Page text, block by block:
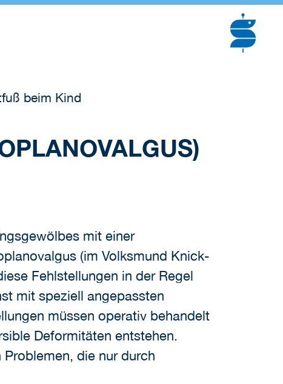
beim Kind
B
mit einer
(im Volksmund Knick-
Fehlstellungen in der Regel
mit speziell angepassten
müssen operativ behandelt
Deformitäten entstehen.
die nur durch